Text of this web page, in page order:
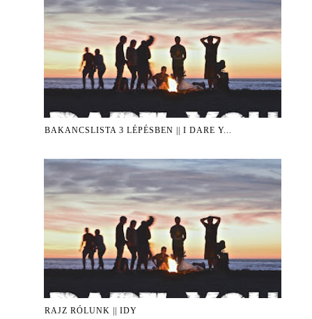
BAKANCSLISTA 3 LÉPÉSBEN || I DARE Y...
RAJZ RÓLUNK || IDY